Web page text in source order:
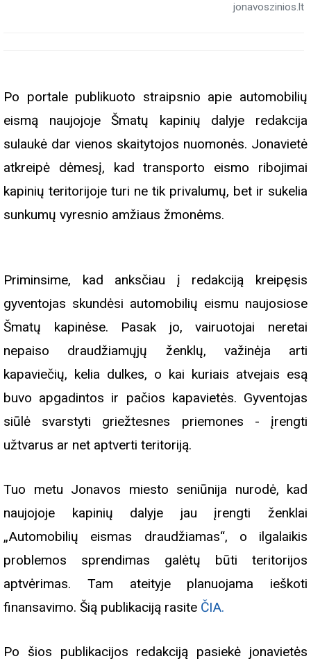
jonavoszinios.lt
Po portale publikuoto straipsnio apie automobilių
eismą naujojoje Šmatų kapinių dalyje redakcija
sulaukė dar vienos skaitytojos nuomonės. Jonavietė
atkreipė dėmesį, kad transporto eismo ribojimai
kapinių teritorijoje turi ne tik privalumų, bet ir sukelia
sunkumų vyresnio amžiaus žmonėms.
Priminsime, kad anksčiau į redakciją kreipęsis
gyventojas skundėsi automobilių eismu naujosiose
Šmatų kapinėse. Pasak jo, vairuotojai neretai
nepaiso draudžiamųjų ženklų, važinėja arti
kapaviečių, kelia dulkes, o kai kuriais atvejais esą
buvo apgadintos ir pačios kapavietės. Gyventojas
siūlė svarstyti griežtesnes priemones - įrengti
užtvarus ar net aptverti teritoriją.
Tuo metu Jonavos miesto seniūnija nurodė, kad
naujojoje kapinių dalyje jau įrengti ženklai
„Automobilių eismas draudžiamas“, o ilgalaikis
problemos sprendimas galėtų būti teritorijos
aptvėrimas. Tam ateityje planuojama ieškoti
finansavimo. Šią publikaciją rasite ČIA.
Po šios publikacijos redakciją pasiekė jonavietės